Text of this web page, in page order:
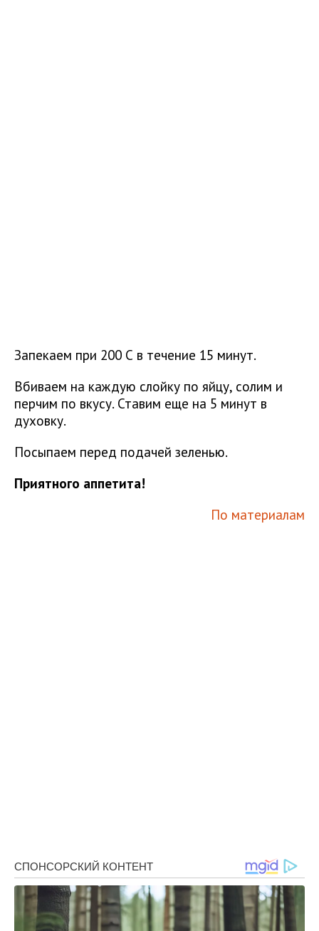
Запекаем при 200 С в течение 15 минут.
Вбиваем на каждую слойку по яйцу, солим и
перчим по вкусу. Ставим еще на 5 минут в
духовку.
Посыпаем перед подачей зеленью.
Приятного аппетита!
По материалам